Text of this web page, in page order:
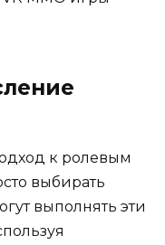
к ролевым
выбирать
выполнять эти